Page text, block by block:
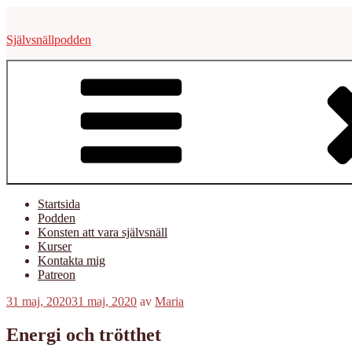
innehåll
Självsnällpodden
Startsida
Podden
Konsten att vara självsnäll
Kurser
Kontakta mig
Patreon
Publicerat
31 maj, 202031 maj, 2020 av Maria
Energi och trötthet